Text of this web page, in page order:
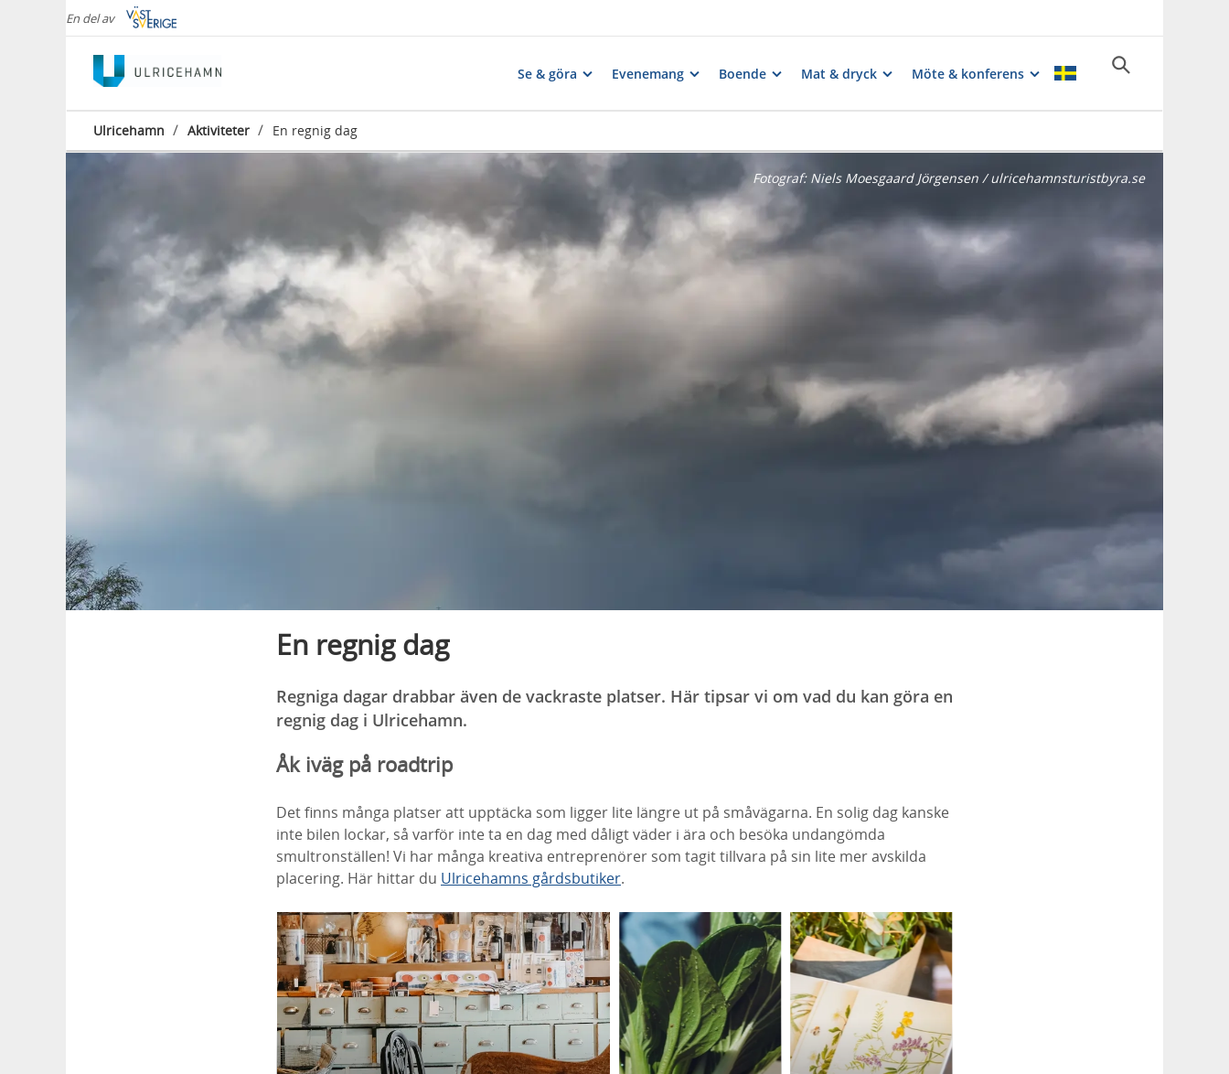
En del av
Se & göra Evenemang Boende Mat & dryck Möte & konferens
Ulricehamn / Aktiviteter / En regnig dag
Fotograf: Niels Moesgaard Jörgensen / ulricehamnsturistbyra.se
En regnig dag
Regniga dagar drabbar även de vackraste platser. Här tipsar vi om vad du kan göra en
regnig dag i Ulricehamn.
Åk iväg på roadtrip
Det finns många platser att upptäcka som ligger lite längre ut på småvägarna. En solig dag kanske
inte bilen lockar, så varför inte ta en dag med dåligt väder i ära och besöka undangömda
smultronställen! Vi har många kreativa entreprenörer som tagit tillvara på sin lite mer avskilda
placering. Här hittar du Ulricehamns gårdsbutiker.